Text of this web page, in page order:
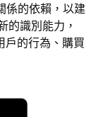
係的依賴，以建
的識別能力，
戶的行為、購買